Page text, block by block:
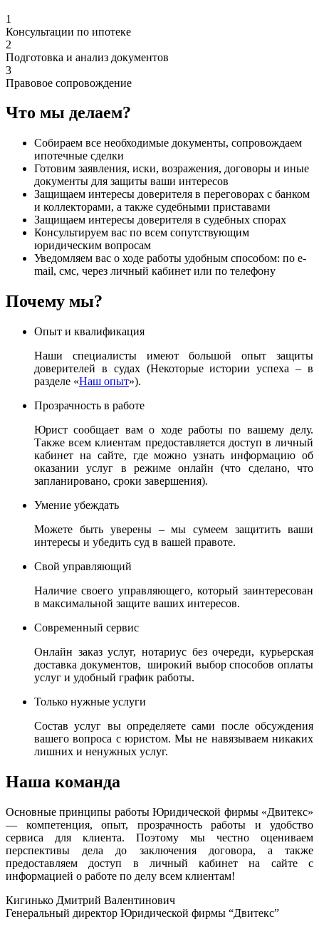
1
Консультации по ипотеке
2
Подготовка и анализ документов
3
Правовое сопровождение
Что мы делаем?
Собираем все необходимые документы, сопровождаем
ипотечные сделки
Готовим заявления, иски, возражения, договоры и иные
документы для защиты ваши интересов
Защищаем интересы доверителя в переговорах с банком
и коллекторами, а также судебными приставами
Защищаем интересы доверителя в судебных спорах
Консультируем вас по всем сопутствующим
юридическим вопросам
Уведомляем вас о ходе работы удобным способом: по e-
mail, смс, через личный кабинет или по телефону
Почему мы?
Опыт и квалификация
Наши специалисты имеют большой опыт защиты
доверителей в судах (Некоторые истории успеха – в
разделе «Наш опыт»).
Прозрачность в работе
Юрист сообщает вам о ходе работы по вашему делу.
Также всем клиентам предоставляется доступ в личный
кабинет на сайте, где можно узнать информацию об
оказании услуг в режиме онлайн (что сделано, что
запланировано, сроки завершения).
Умение убеждать
Можете быть уверены – мы сумеем защитить ваши
интересы и убедить суд в вашей правоте.
Свой управляющий
Наличие своего управляющего, который заинтересован
в максимальной защите ваших интересов.
Современный сервис
Онлайн заказ услуг, нотариус без очереди, курьерская
доставка документов, широкий выбор способов оплаты
услуг и удобный график работы.
Только нужные услуги
Состав услуг вы определяете сами после обсуждения
вашего вопроса с юристом. Мы не навязываем никаких
лишних и ненужных услуг.
Наша команда
Основные принципы работы Юридической фирмы «Двитекс»
— компетенция, опыт, прозрачность работы и удобство
сервиса для клиента. Поэтому мы честно оцениваем
перспективы дела до заключения договора, а также
предоставляем доступ в личный кабинет на сайте с
информацией о работе по делу всем клиентам!
Кигинько Дмитрий Валентинович
Генеральный директор Юридической фирмы “Двитекс”